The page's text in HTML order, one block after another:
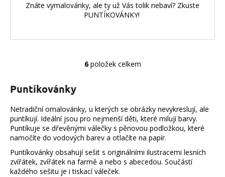
Znáte vymalovánky, ale ty už Vás tolik nebaví? Zkuste
PUNTÍKOVÁNKY!
O
d
a
c
p
r
6položek celkem
Puntíkovánky
Netradiční omalovánky, u kterých se obrázky nevykreslují, ale
puntíkují. Ideální jsou pro nejmenší děti, které milují barvy.
Puntíkuje se dřevěnými válečky s pěnovou podložkou, které
namočíte do vodových barev a otlačíte na papír.
Puntíkovánky obsahují sešit s originálními ilustracemi lesních
zvířátek, zvířátek na farmě a nebo s abecedou. Součástí
každého sešitu je i tiskací váleček.